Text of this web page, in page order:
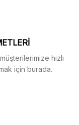
hızlı
için burada.